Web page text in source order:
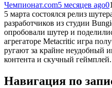
Чемпионат.com5 месяцев ago0
5 марта состоялся релиз
разработчиков из студии
опробовали шутер и
агрегаторе Metacritic игра
ругают за крайне неудобный
контента и скучный геймплей.
Навигация по